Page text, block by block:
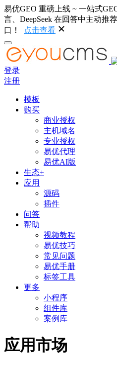
易优GEO 重磅上线 ~ 一站式
言、DeepSeek 在回答中主动推
口！
点击查看
登录
注册
模板
购买
商业授权
主机域名
专业授权
易优代理
易优AI版
生态+
应用
源码
插件
问答
帮助
视频教程
易优技巧
常见问题
易优手册
标签工具
更多
小程序
组件库
案例库
应用市场